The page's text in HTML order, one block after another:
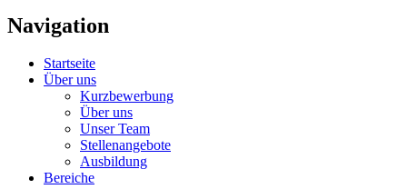
Navigation
Startseite
Über uns
Kurzbewerbung
Über uns
Unser Team
Stellenangebote
Ausbildung
Bereiche